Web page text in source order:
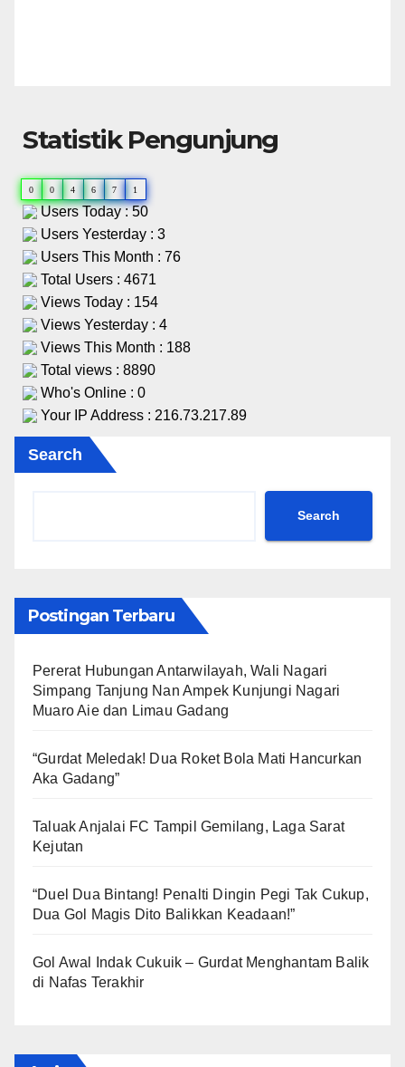
Statistik Pengunjung
0 0 4 6 7 1
Users Today : 50
Users Yesterday : 3
Users This Month : 76
Total Users : 4671
Views Today : 154
Views Yesterday : 4
Views This Month : 188
Total views : 8890
Who's Online : 0
Your IP Address : 216.73.217.89
Search
Search
Postingan Terbaru
Pererat Hubungan Antarwilayah, Wali Nagari
Simpang Tanjung Nan Ampek Kunjungi Nagari
Muaro Aie dan Limau Gadang
“Gurdat Meledak! Dua Roket Bola Mati Hancurkan
Aka Gadang”
Taluak Anjalai FC Tampil Gemilang, Laga Sarat
Kejutan
“Duel Dua Bintang! Penalti Dingin Pegi Tak Cukup,
Dua Gol Magis Dito Balikkan Keadaan!”
Gol Awal Indak Cukuik – Gurdat Menghantam Balik
di Nafas Terakhir